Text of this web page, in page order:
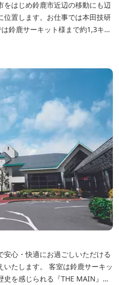
はじめ鈴鹿市近辺の移動にも辺
置します。お仕事では本田技研
鈴鹿サーキット様まで約1,3キ
ガーデン様まで約3キロととて
アクセスも便利でシャープ亀山
安心・快適にお過ごしいただける
たします。 客室は鈴鹿サーキッ
史を感じられる『THE MAIN』を